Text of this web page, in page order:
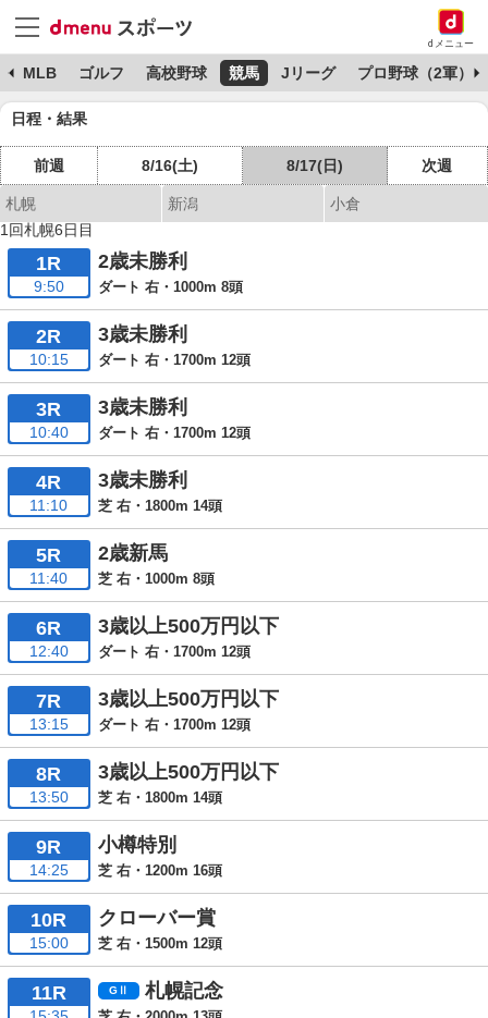
dメニュー
MLB ゴルフ 高校野球 競馬 Jリーグ プロ野球（2軍）
日程・結果
前週 8/16(土) 8/17(日) 次週
札幌 新潟
小倉
1回札幌6日目
1R
9:50
2歳未勝利
ダート 右・1000m 8頭
2R
10:15
3歳未勝利
ダート 右・1700m 12頭
3R
10:40
3歳未勝利
ダート 右・1700m 12頭
4R
11:10
3歳未勝利
芝 右・1800m 14頭
5R
11:40
2歳新馬
芝 右・1000m 8頭
6R
12:40
3歳以上500万円以下
ダート 右・1700m 12頭
7R
13:15
3歳以上500万円以下
ダート 右・1700m 12頭
8R
13:50
3歳以上500万円以下
芝 右・1800m 14頭
9R
14:25
小樽特別
芝 右・1200m 16頭
10R
15:00
クローバー賞
芝 右・1500m 12頭
11R 札幌記念